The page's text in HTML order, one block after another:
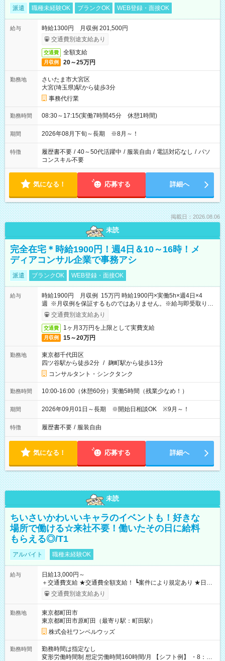
派遣 職種未経験OK ブランクOK WEB登録・面接OK
給与
時給1300円 月収例 201,500円
交通費別途支給あり
交通費 全額支給
月収例 20～25万円
勤務地
さいたま市大宮区
大宮(埼玉県)駅から徒歩3分
事務代行業
勤務時間 08:30～17:15(実働7時間45分 休憩1時間)
期間 2026年08月下旬～長期 ※8月～！
特徴 履歴書不要 / 40～50代活躍中 / 服装自由 / 電話対応なし / パソ
コンスキル不要
気になる！ 応募する 詳細へ
掲載日：2026.08.06
未読
完全在宅＊時給1900円！週4日＆10～16時！メ
ディアコンサル企業で事務アシ
派遣 ブランクOK WEB登録・面接OK
給与
時給1900円 月収例 15万円 時給1900円×実働5h×週4日×4
週 ※月収例を保証するものではありません。※給与即受取りサ
ービス利用可（利用条件有）
交通費別途支給あり
交通費 1ヶ月3万円を上限として実費支給
月収例 15～20万円
勤務地
東京都千代田区
四ツ谷駅から徒歩2分 / 麹町駅から徒歩13分
コンサルタント・シンクタンク
勤務時間 10:00-16:00（休憩60分）実働5時間（残業少なめ！）
期間 2026年09月01日～長期 ※開始日相談OK ※9月～！
特徴 履歴書不要 / 服装自由
気になる！ 応募する 詳細へ
未読
ちいさいかわいいキャラのイベントも！好きな
場所で働ける☆来社不要！働いたその日に給料
もらえる◎/T1
アルバイト 職種未経験OK
給与
日給13,000円～
＋交通費支給 ★交通費全額支給！ ┗案件により規定あり ★日払
いOK！（規定あり） ┗働いたその日に現金GET♪ お仕事後はコ
ンビニATMから 日払い分を引き落とせます！ 【試用期間】試
交通費別途支給あり
勤務地
東京都町田市
東京都町田市原町田（最寄り駅：町田駅）
株式会社ワンベルウッズ
勤務時間
勤務時間は指定なし
変形労働時間制 想定労働時間160時間/月 【シフト例】 ・8：00